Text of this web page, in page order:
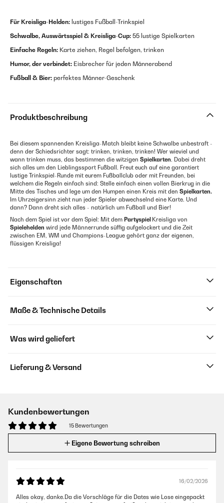
Für Kreisliga-Helden: lustiges Fußball-Trinkspiel
Schwalbe, Auswärtsspiel & Kreisliga-Cup: 55 lustige Spielkarten
Einfache Regeln: Karte ziehen, Regel befolgen, trinken
Humor, der verbindet: Eisbrecher für jeden Männerabend
Fußball & Bier: perfektes Männer-Geschenk
Produktbeschreibung
Bei diesem spannenden Kreisliga-Match bleibt keine Schwalbe unbestraft -
denn der Schiedsrichter sagt: trinken, trinken, trinken! Wer wieviel und
wann trinken muss, das bestimmen die witzigen Spielkarten. Dabei dreht
sich alles um den Lieblingssport Fußball. Freut euch auf eine garantiert
lustige Trinkspiel-Runde mit eurem Fußballclub oder mit Freunden, bei
welchem die Regeln einfach sind: Stelle einfach einen vollen Bierkrug in die
Mitte des Tisches und lege um den Humpen einen Kreis mit den Spielkarten.
Im Uhrzeigersinn zieht nun jeder Spieler abwechselnd eine Karte. Und
dann? Dann dreht sich alles - natürlich um Fußball und Bier!
Nach dem Spiel ist vor dem Spiel: Mit dem Partyspiel Kreisliga von
Spielehelden wird jede Männerrunde süffig aufgelockert und die Zeit
zwischen EM, WM und Champions-League gehört ganz der eigenen,
flüssigen Kreisliga!
Eigenschaften
Maße & Technische Details
Was wird geliefert
Lieferung & Versand
Kundenbewertungen
15 Bewertungen
Eigene Bewertung schreiben
16/02/2026
Alles okay, danke.Da die Vorschläge für die Dates wie Lose eingepackt